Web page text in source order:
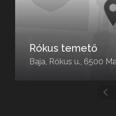
Rókus temető
Baja, Rókus u., 6500